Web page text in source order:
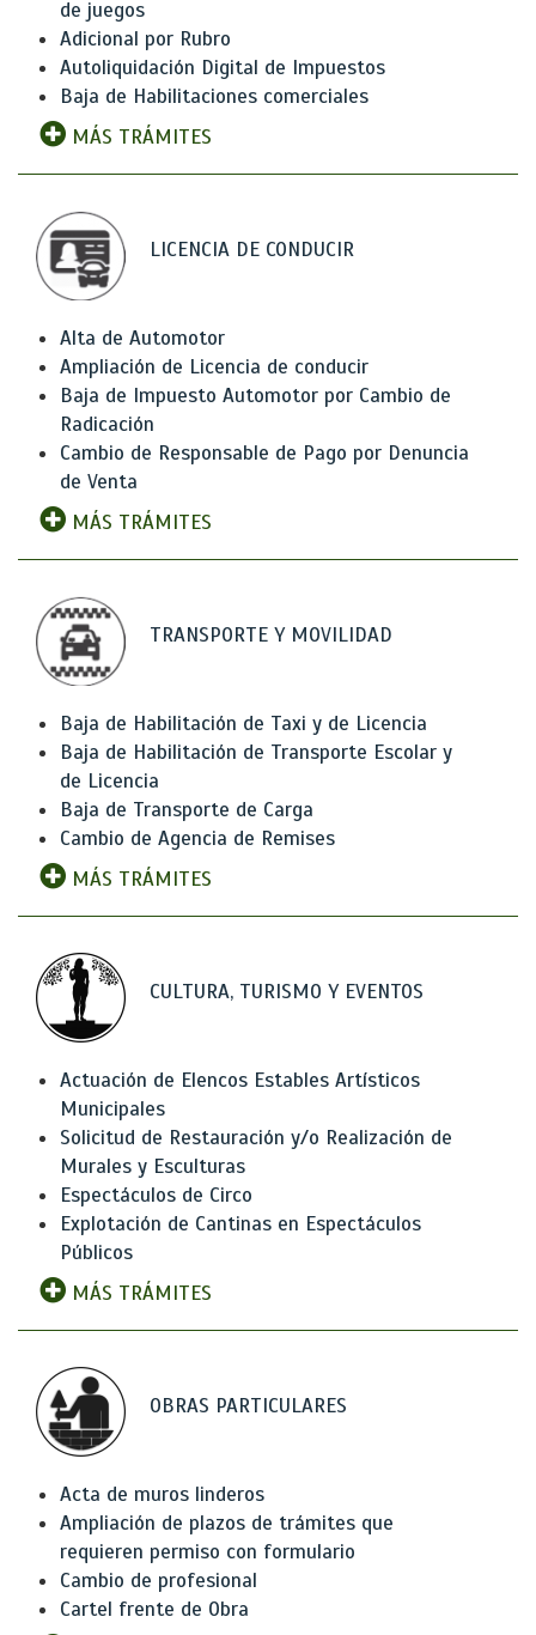
de juegos
Adicional por Rubro
Autoliquidación Digital de Impuestos
Baja de Habilitaciones comerciales
MÁS TRÁMITES
LICENCIA DE CONDUCIR
Alta de Automotor
Ampliación de Licencia de conducir
Baja de Impuesto Automotor por Cambio de
Radicación
Cambio de Responsable de Pago por Denuncia
de Venta
MÁS TRÁMITES
TRANSPORTE Y MOVILIDAD
Baja de Habilitación de Taxi y de Licencia
Baja de Habilitación de Transporte Escolar y
de Licencia
Baja de Transporte de Carga
Cambio de Agencia de Remises
MÁS TRÁMITES
CULTURA, TURISMO Y EVENTOS
Actuación de Elencos Estables Artísticos
Municipales
Solicitud de Restauración y/o Realización de
Murales y Esculturas
Espectáculos de Circo
Explotación de Cantinas en Espectáculos
Públicos
MÁS TRÁMITES
OBRAS PARTICULARES
Acta de muros linderos
Ampliación de plazos de trámites que
requieren permiso con formulario
Cambio de profesional
Cartel frente de Obra